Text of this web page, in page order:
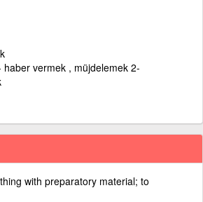
haber vermek , müjdelemek 2-
with preparatory material; to